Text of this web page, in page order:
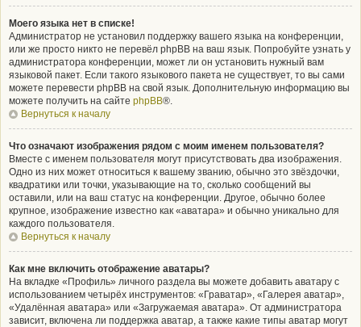
Моего языка нет в списке!
Администратор не установил поддержку вашего языка на конференции,
или же просто никто не перевёл phpBB на ваш язык. Попробуйте узнать у
администратора конференции, может ли он установить нужный вам
языковой пакет. Если такого языкового пакета не существует, то вы сами
можете перевести phpBB на свой язык. Дополнительную информацию вы
можете получить на сайте phpBB®.
Вернуться к началу
Что означают изображения рядом с моим именем пользователя?
Вместе с именем пользователя могут присутствовать два изображения.
Одно из них может относиться к вашему званию, обычно это звёздочки,
квадратики или точки, указывающие на то, сколько сообщений вы
оставили, или на ваш статус на конференции. Другое, обычно более
крупное, изображение известно как «аватара» и обычно уникально для
каждого пользователя.
Вернуться к началу
Как мне включить отображение аватары?
На вкладке «Профиль» личного раздела вы можете добавить аватару с
использованием четырёх инструментов: «Граватар», «Галерея аватар»,
«Удалённая аватара» или «Загружаемая аватара». От администратора
зависит, включена ли поддержка аватар, а также какие типы аватар могут